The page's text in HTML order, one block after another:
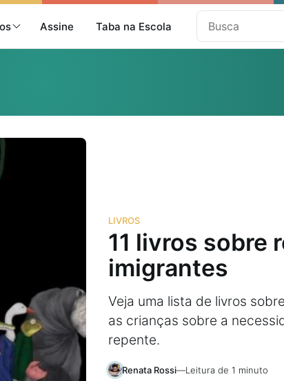
Assine Taba na Escola
LIVROS
11 livros sobre
imigrantes
Veja uma lista de livros
as crianças sobre a
repente.
Renata Rossi—Leitura de 1 minuto